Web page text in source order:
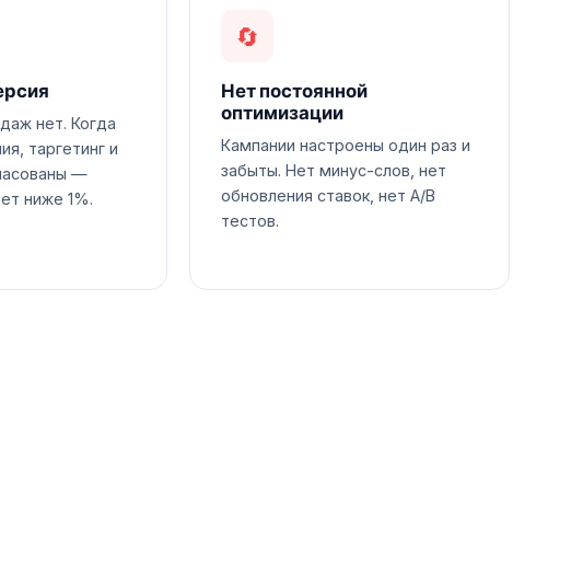
нет. Когда
таргетинг и
—
ниже 1%.
🔄
Нет постоянной
оптимизации
Кампании настроены один раз и
забыты. Нет минус-слов, нет
обновления ставок, нет A/B
тестов.